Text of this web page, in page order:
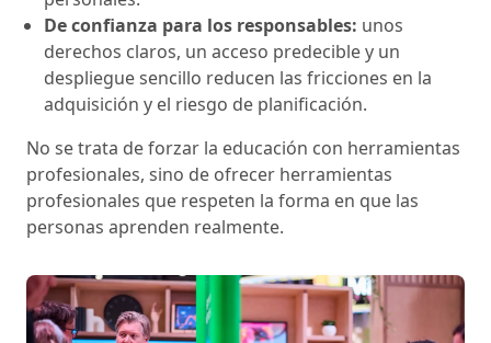
De confianza para los responsables: unos
derechos claros, un acceso predecible y un
despliegue sencillo reducen las fricciones en la
adquisición y el riesgo de planificación.
No se trata de forzar la educación con herramientas
profesionales, sino de ofrecer herramientas
profesionales que respeten la forma en que las
personas aprenden realmente.